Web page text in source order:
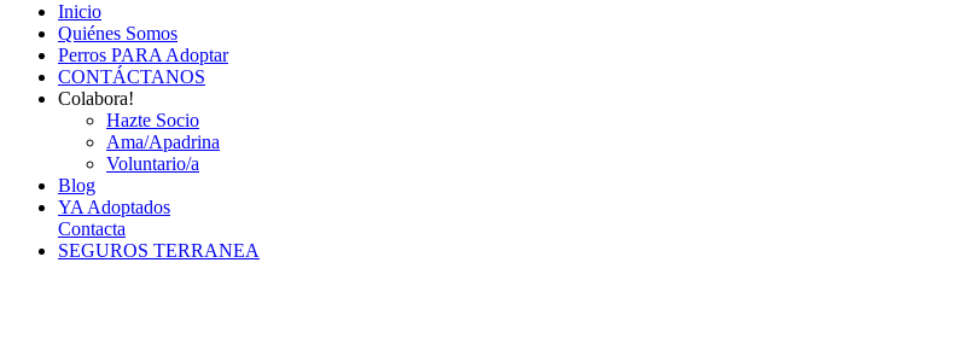
Inicio
Quiénes Somos
Perros PARA Adoptar
CONTÁCTANOS
Colabora!
Hazte Socio
Ama/Apadrina
Voluntario/a
Blog
YA Adoptados
Contacta
SEGUROS TERRANEA